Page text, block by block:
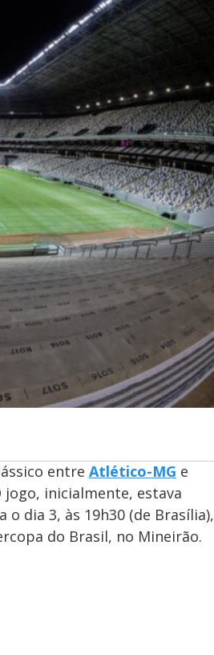
entre Atlético-MG e
inicialmente, estava
dia 3, às 19h30 (de Brasília),
do Brasil, no Mineirão.